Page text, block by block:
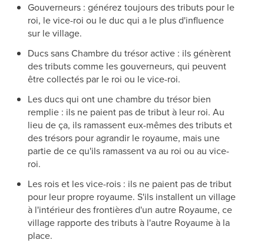
Gouverneurs : générez toujours des tributs pour le
roi, le vice-roi ou le duc qui a le plus d'influence
sur le village.
Ducs sans Chambre du trésor active : ils génèrent
des tributs comme les gouverneurs, qui peuvent
être collectés par le roi ou le vice-roi.
Les ducs qui ont une chambre du trésor bien
remplie : ils ne paient pas de tribut à leur roi. Au
lieu de ça, ils ramassent eux-mêmes des tributs et
des trésors pour agrandir le royaume, mais une
partie de ce qu'ils ramassent va au roi ou au vice-
roi.
Les rois et les vice-rois : ils ne paient pas de tribut
pour leur propre royaume. S'ils installent un village
à l'intérieur des frontières d'un autre Royaume, ce
village rapporte des tributs à l'autre Royaume à la
place.